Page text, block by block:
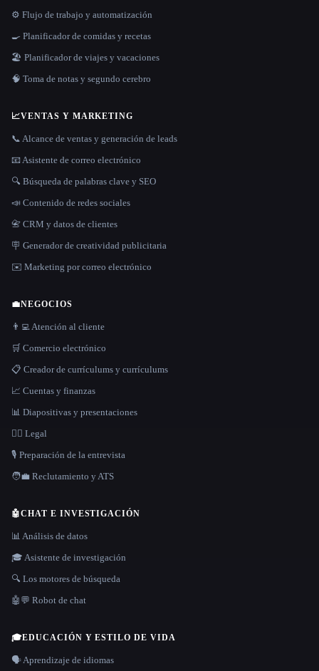
⚙️ Flujo de trabajo y automatización
🍳 Planificador de comidas y recetas
🏖 Planificador de viajes y vacaciones
🧠 Toma de notas y segundo cerebro
📈VENTAS Y MARKETING
📞 Alcance de ventas y generación de leads
📧 Asistente de correo electrónico
🔍 Búsqueda de palabras clave y SEO
📣 Contenido de redes sociales
📇 CRM y datos de clientes
🪧 Generador de creatividad publicitaria
✉️ Marketing por correo electrónico
💼NEGOCIOS
👨‍💻 Atención al cliente
🛒 Comercio electrónico
📋 Creador de currículums y currículums
📈 Cuentas y finanzas
📊 Diapositivas y presentaciones
👩‍⚖️ Legal
🎙️ Preparación de la entrevista
🧑‍💼 Reclutamiento y ATS
🤖CHAT E INVESTIGACIÓN
📊 Análisis de datos
🎓 Asistente de investigación
🔍 Los motores de búsqueda
🤖💬 Robot de chat
🎓EDUCACIÓN Y ESTILO DE VIDA
🗣️ Aprendizaje de idiomas